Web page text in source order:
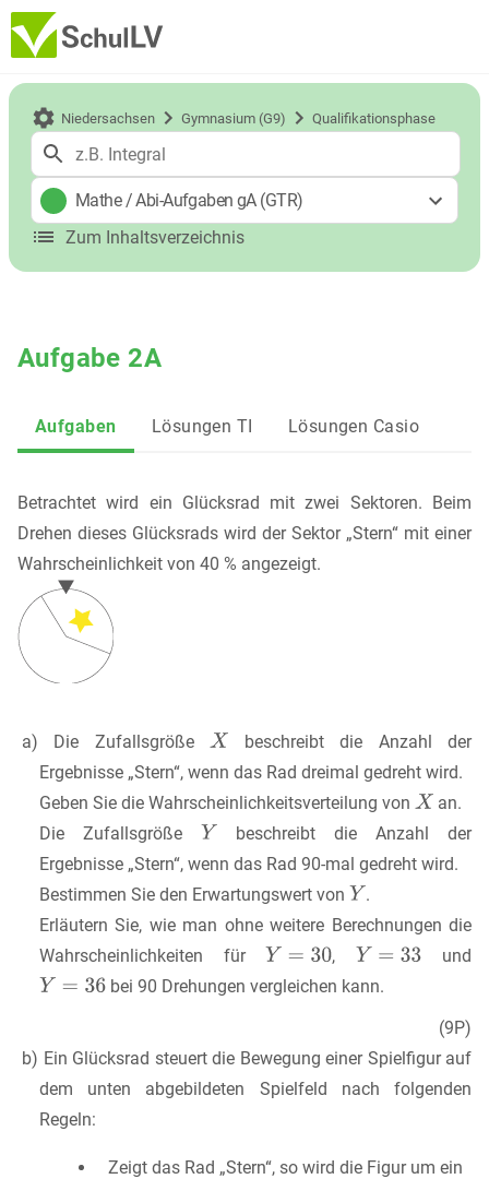
Niedersachsen Gymnasium (G9) Qualifikationsphase
Mathe/Abi-Aufgaben gA (GTR)
Zum Inhaltsverzeichnis
Aufgabe 2A
Aufgaben Lösungen TI Lösungen Casio
Betrachtet wird ein Glücksrad mit zwei Sektoren. Beim
Drehen dieses Glücksrads wird der Sektor „Stern“ mit einer
Wahrscheinlichkeit von 40 % angezeigt.
a) Die Zufallsgröße
beschreibt die Anzahl der
Ergebnisse „Stern“, wenn das Rad dreimal gedreht wird.
Geben Sie die Wahrscheinlichkeitsverteilung von
an.
Die Zufallsgröße
beschreibt die Anzahl der
Ergebnisse „Stern“, wenn das Rad 90-mal gedreht wird.
Bestimmen Sie den Erwartungswert von
.
Erläutern Sie, wie man ohne weitere Berechnungen die
Wahrscheinlichkeiten für
,
und
bei 90 Drehungen vergleichen kann.
(9P)
b) Ein Glücksrad steuert die Bewegung einer Spielfigur auf
dem unten abgebildeten Spielfeld nach folgenden
Regeln:
Zeigt das Rad „Stern“, so wird die Figur um ein